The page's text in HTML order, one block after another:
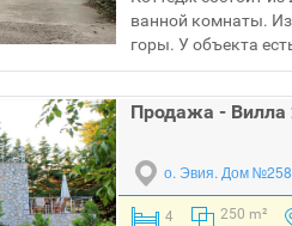
ванной комнаты.
горы. У объекта
Продажа - Вилла
о. Эвия. Дом
4 250 m²